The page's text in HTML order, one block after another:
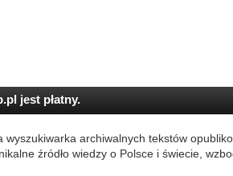
jest płatny.
archiwalnych tekstów
źródło wiedzy o Polsce i świecie,